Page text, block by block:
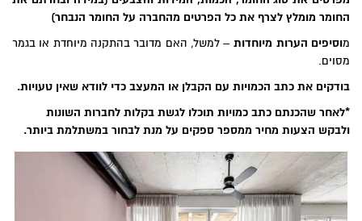
החומר מומלץ לצרף את כל הפרטים מהחברה על החומר הנבחר)
מוסיפים הערות מיוחדות– למשל, האם מדובר בהתקנה מיוחדת או בגמר
מסוים.
בודקים את כתב הכמויות עם הקבלן או המעצב כדי לוודא שאין טעויות.
*לאחר שהכנתם כתב כמויות תוכלו לגשת בקלות לחברות השונות
ולבקש הצעות מחיר ממספר ספקים על מנת לבחור במשתלמת ביותר.